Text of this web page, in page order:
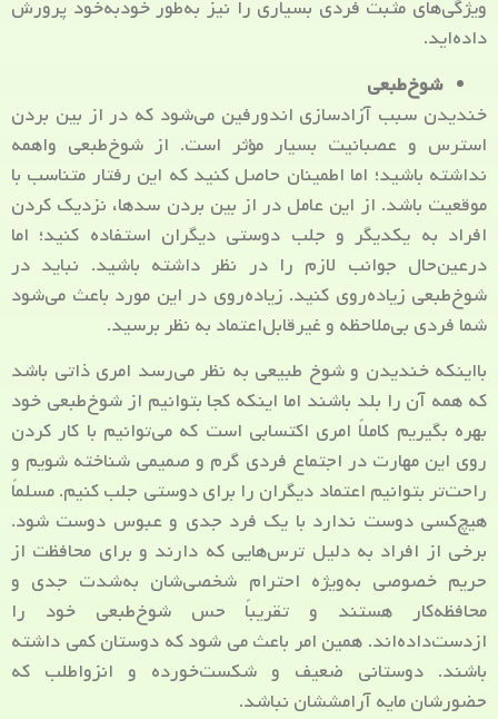
ویژگی‌های مثبت فردی بسیاری را نیز به‌طور خودبه‌خود پرورش
داده‌اید.
شوخ‌طبعی
خندیدن سبب آزادسازی اندورفین می‌شود که در از بین بردن
استرس و عصبانیت بسیار مؤثر است. از شوخ‌طبعی واهمه
نداشته باشید؛ اما اطمینان حاصل کنید که این رفتار متناسب با
موقعیت باشد. از این عامل در از بین بردن سدها، نزدیک کردن
افراد به یکدیگر و جلب دوستی دیگران استفاده کنید؛ اما
درعین‌حال جوانب لازم را در نظر داشته باشید. نباید در
شوخ‌طبعی زیاده‌روی کنید. زیاده‌روی در این مورد باعث می‌شود
شما فردی بی‌ملاحظه و غیرقابل‌اعتماد به نظر برسید.
بااینکه خندیدن و شوخ طبیعی به نظر می‌رسد امری ذاتی باشد
که همه آن را بلد باشند اما اینکه کجا بتوانیم از شوخ‌طبعی خود
بهره بگیریم کاملاً امری اکتسابی است که می‌توانیم با کار کردن
روی این مهارت در اجتماع فردی گرم و صمیمی شناخته شویم و
راحت‌تر بتوانیم اعتماد دیگران را برای دوستی جلب کنیم. مسلماً
هیچ‌کسی دوست ندارد با یک فرد جدی و عبوس دوست شود.
برخی از افراد به دلیل ترس‌هایی که دارند و برای محافظت از
حریم خصوصی به‌ویژه احترام شخصی‌شان به‌شدت جدی و
محافظه‌کار هستند و تقریباً حس شوخ‌طبعی خود را
ازدست‌داده‌اند. همین امر باعث می شود که دوستان کمی داشته
باشند. دوستانی ضعیف و شکست‌خورده و انزواطلب که
حضورشان مایه آرامششان نباشد.